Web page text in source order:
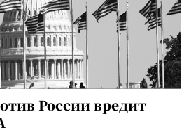
России вредит